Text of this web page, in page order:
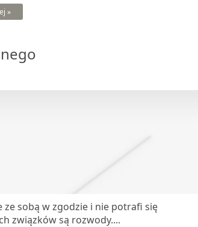
»
ze sobą w zgodzie i nie potrafi się
związków są rozwody....